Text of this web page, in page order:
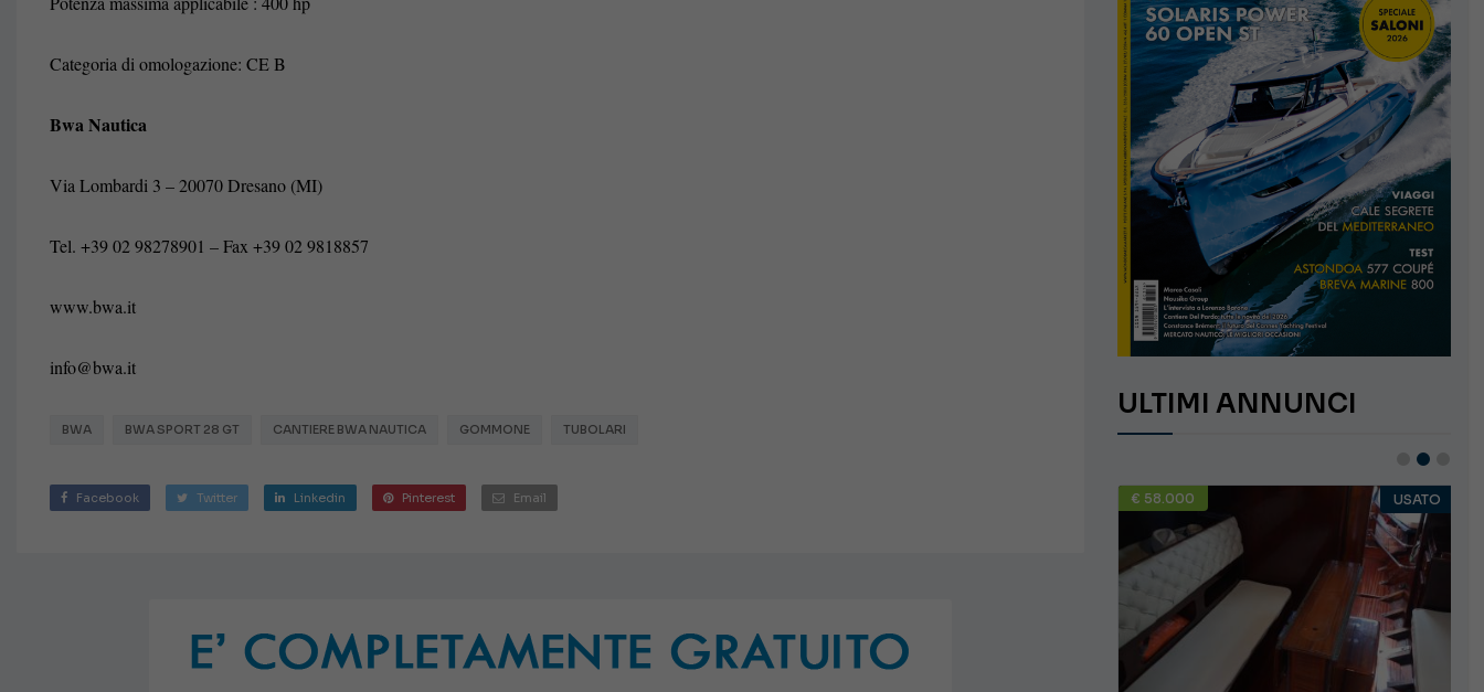
Categoria di omologazione: CE B
Bwa Nautica
Via Lombardi 3 – 20070 Dresano (MI)
Tel. +39 02 98278901 – Fax +39 02 9818857
www.bwa.it
info@bwa.it
BWA BWA SPORT 28 GT CANTIERE BWA NAUTICA GOMMONE TUBOLARI
Facebook Twitter Linkedin Pinterest Email
ULTIMI ANNUNCI
€ 58.000 USATO